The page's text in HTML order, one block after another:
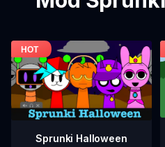
Sprunki Halloween